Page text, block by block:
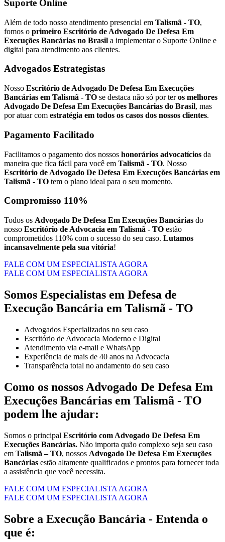
Suporte Online
Além de todo nosso atendimento presencial em Talismã - TO,
fomos o primeiro Escritório de Advogado De Defesa Em
Execuções Bancárias no Brasil a implementar o Suporte Online e
digital para atendimento aos clientes.
Advogados Estrategistas
Nosso Escritório de Advogado De Defesa Em Execuções
Bancárias em Talismã - TO se destaca não só por teros melhores
Advogado De Defesa Em Execuções Bancárias do Brasil, mas
por atuar com estratégia em todos os casos dos nossos clientes.
Pagamento Facilitado
Facilitamos o pagamento dos nossos honorários advocatícios da
maneira que fica fácil para você em Talismã - TO. Nosso
Escritório de Advogado De Defesa Em Execuções Bancárias em
Talismã - TO tem o plano ideal para o seu momento.
Compromisso 110%
Todos os Advogado De Defesa Em Execuções Bancárias do
nosso Escritório de Advocacia em Talismã - TO estão
comprometidos 110% com o sucesso do seu caso. Lutamos
incansavelmente pela sua vitória!
FALE COM UM ESPECIALISTA AGORA
FALE COM UM ESPECIALISTA AGORA
Somos Especialistas em Defesa de
Execução Bancária em Talismã - TO
Advogados Especializados no seu caso
Escritório de Advocacia Moderno e Digital
Atendimento via e-mail e WhatsApp
Experiência de mais de 40 anos na Advocacia
Transparência total no andamento do seu caso
Como os nossos Advogado De Defesa Em
Execuções Bancárias em Talismã - TO
podem lhe ajudar:
Somos o principal Escritório com Advogado De Defesa Em
Execuções Bancárias. Não importa quão complexo seja seu caso
em Talismã – TO, nossos Advogado De Defesa Em Execuções
Bancárias estão altamente qualificados e prontos para fornecer toda
a assistência que você necessita.
FALE COM UM ESPECIALISTA AGORA
FALE COM UM ESPECIALISTA AGORA
Sobre a Execução Bancária - Entenda o
que é: